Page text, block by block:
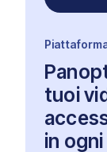
tuoi
in